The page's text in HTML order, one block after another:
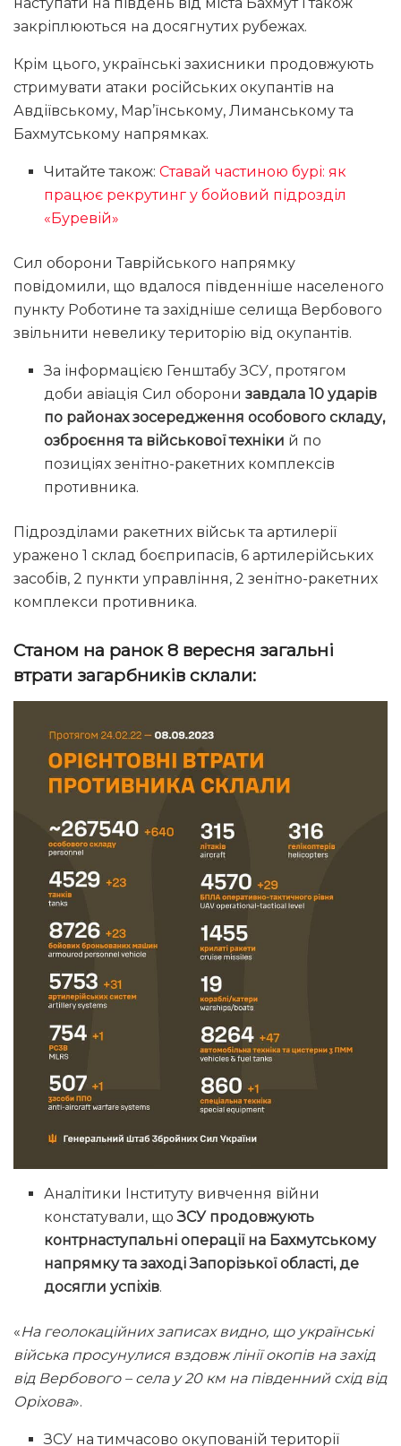
наступати на південь від міста Бахмут і також
закріплюються на досягнутих рубежах.
Крім цього, українські захисники продовжують
стримувати атаки російських окупантів на
Авдіївському, Мар’їнському, Лиманському та
Бахмутському напрямках.
Читайте також:Ставай частиною бурі: як
працює рекрутинг у бойовий підрозділ
«Буревій»
Сил оборони Таврійського напрямку
повідомили, що вдалося південніше населеного
пункту Роботине та західніше селища Вербового
звільнити невелику територію від окупантів.
За інформацією Генштабу ЗСУ, протягом
доби авіація Сил оборонизавдала 10 ударів
по районах зосередження особового складу,
озброєння та військової техніки й по
позиціях зенітно-ракетних комплексів
противника.
Підрозділами ракетних військ та артилерії
уражено 1 склад боєприпасів, 6 артилерійських
засобів, 2 пункти управління, 2 зенітно-ракетних
комплекси противника.
Станом на ранок 8 вересня загальні
втрати загарбників склали:
Аналітики Інституту вивчення війни
констатували, щоЗСУ продовжують
контрнаступальні операції на Бахмутському
напрямку та заході Запорізької області, де
досягли успіхів.
«На геолокаційних записах видно, що українські
війська просунулися вздовж лінії окопів на захід
від Вербового – села у 20 км на південний схід від
Оріхова».
ЗСУ на тимчасово окупованій території